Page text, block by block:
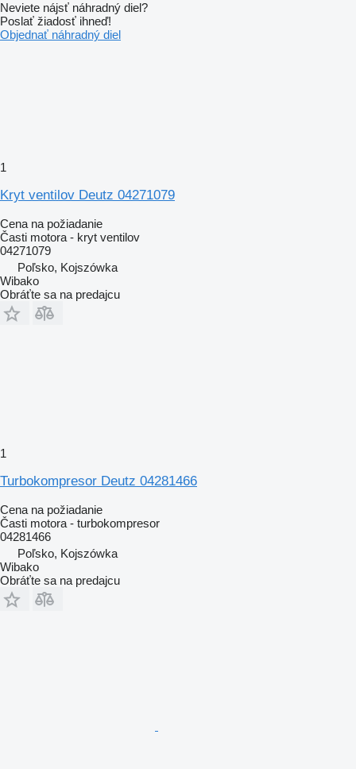
Neviete nájsť náhradný diel?
Poslať žiadosť ihneď!
Objednať náhradný diel
1
Kryt ventilov Deutz 04271079
Cena na požiadanie
Časti motora - kryt ventilov
04271079
Poľsko, Kojszówka
Wibako
Obráťte sa na predajcu
1
Turbokompresor Deutz 04281466
Cena na požiadanie
Časti motora - turbokompresor
04281466
Poľsko, Kojszówka
Wibako
Obráťte sa na predajcu